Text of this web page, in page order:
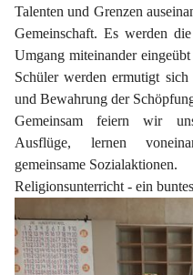
Talenten und Grenzen
Gemeinschaft. Es werden
Umgang miteinander
Schüler werden ermutigt
und Bewahrung der
Gemeinsam feiern wir
Ausflüge, lernen
gemeinsame Sozialaktionen.
Religionsunterricht - ein